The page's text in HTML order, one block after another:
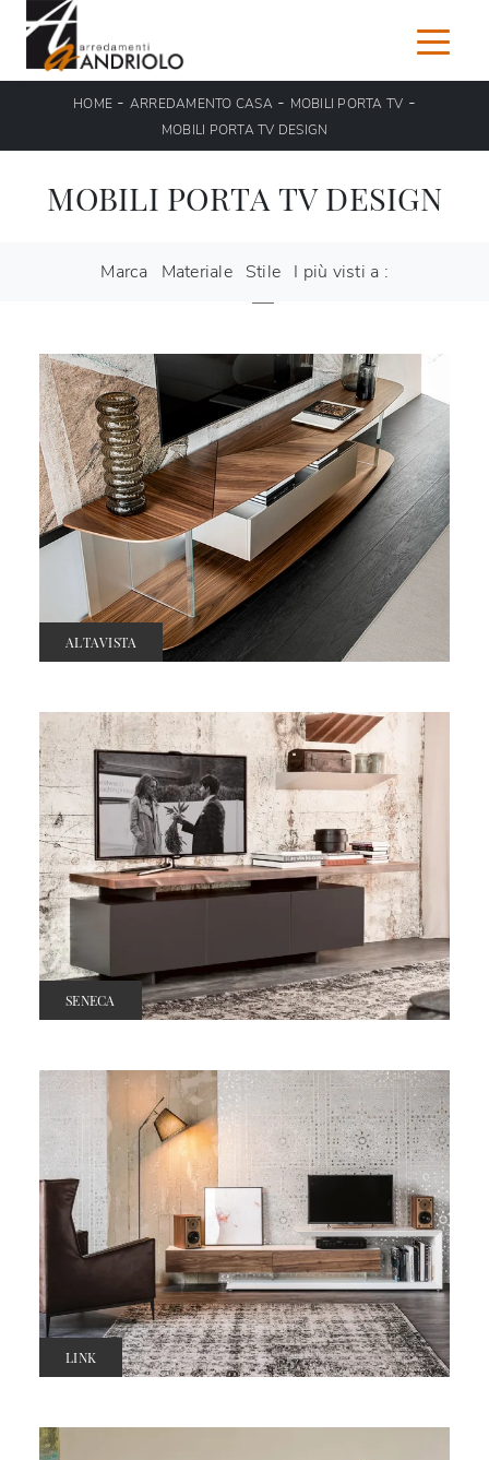
HOME - ARREDAMENTO CASA- MOBILI PORTA TV -
MOBILI PORTA TV DESIGN
MOBILI PORTA TV DESIGN
Marca Materiale Stile I più visti a :
ALTAVISTA
SENECA
LINK